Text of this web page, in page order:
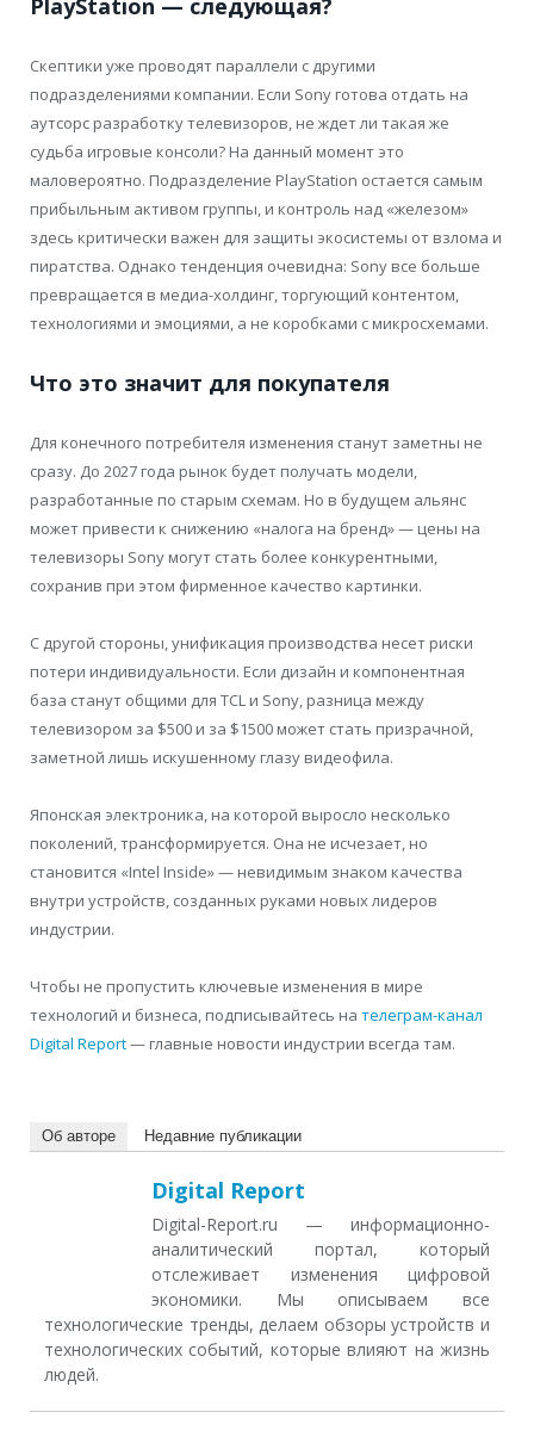
PlayStation — следующая?
Скептики уже проводят параллели с другими
подразделениями компании. Если Sony готова отдать на
аутсорс разработку телевизоров, не ждет ли такая же
судьба игровые консоли? На данный момент это
маловероятно. Подразделение PlayStation остается самым
прибыльным активом группы, и контроль над «железом»
здесь критически важен для защиты экосистемы от взлома и
пиратства. Однако тенденция очевидна: Sony все больше
превращается в медиа-холдинг, торгующий контентом,
технологиями и эмоциями, а не коробками с микросхемами.
Что это значит для покупателя
Для конечного потребителя изменения станут заметны не
сразу. До 2027 года рынок будет получать модели,
разработанные по старым схемам. Но в будущем альянс
может привести к снижению «налога на бренд» — цены на
телевизоры Sony могут стать более конкурентными,
сохранив при этом фирменное качество картинки.
С другой стороны, унификация производства несет риски
потери индивидуальности. Если дизайн и компонентная
база станут общими для TCL и Sony, разница между
телевизором за $500 и за $1500 может стать призрачной,
заметной лишь искушенному глазу видеофила.
Японская электроника, на которой выросло несколько
поколений, трансформируется. Она не исчезает, но
становится «Intel Inside» — невидимым знаком качества
внутри устройств, созданных руками новых лидеров
индустрии.
Чтобы не пропустить ключевые изменения в мире
технологий и бизнеса, подписывайтесь на телеграм-канал
Digital Report— главные новости индустрии всегда там.
Об авторе Недавние публикации
Digital Report
Digital-Report.ru — информационно-
аналитический портал, который
отслеживает изменения цифровой
экономики. Мы описываем все
технологические тренды, делаем обзоры устройств и
технологических событий, которые влияют на жизнь
людей.